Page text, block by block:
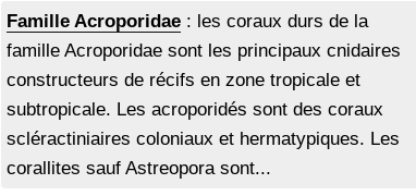
Famille Acroporidae : les coraux durs de la
famille Acroporidae sont les principaux cnidaires
constructeurs de récifs en zone tropicale et
subtropicale. Les acroporidés sont des coraux
scléractiniaires coloniaux et hermatypiques. Les
corallites sauf Astreopora sont...